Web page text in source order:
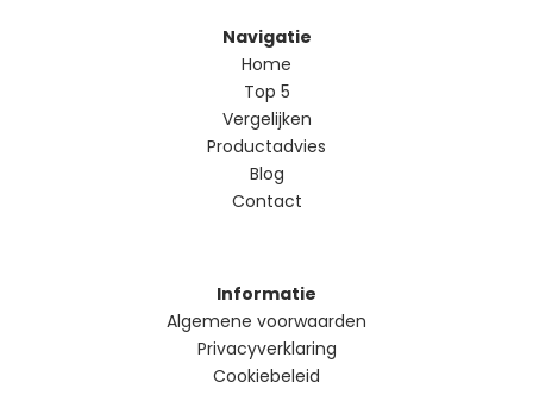
Navigatie
Home
Top 5
Vergelijken
Productadvies
Blog
Contact
Informatie
Algemene voorwaarden
Privacyverklaring
Cookiebeleid